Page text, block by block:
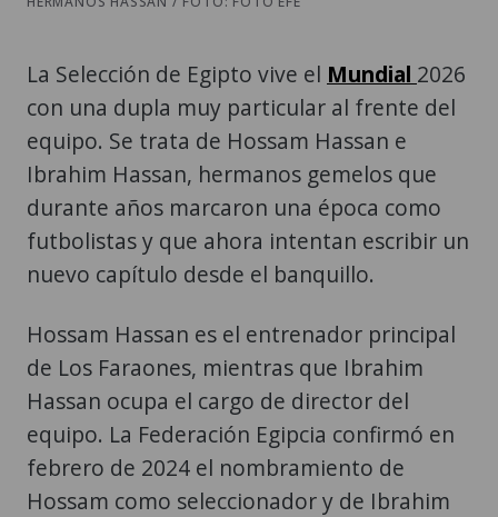
La Selección de Egipto vive el Mundial 2026
con una dupla muy particular al frente del
equipo. Se trata de Hossam Hassan e
Ibrahim Hassan, hermanos gemelos que
durante años marcaron una época como
futbolistas y que ahora intentan escribir un
nuevo capítulo desde el banquillo.
Hossam Hassan es el entrenador principal
de Los Faraones, mientras que Ibrahim
Hassan ocupa el cargo de director del
equipo. La Federación Egipcia confirmó en
febrero de 2024 el nombramiento de
Hossam como seleccionador y de Ibrahim